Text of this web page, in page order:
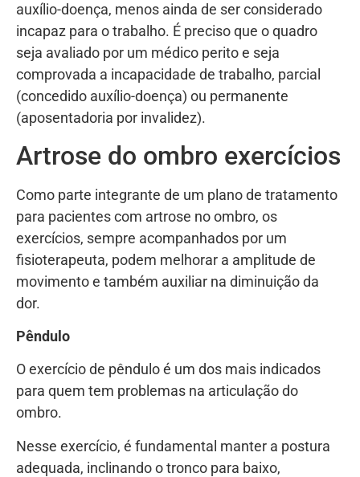
auxílio-doença, menos ainda de ser considerado
incapaz para o trabalho. É preciso que o quadro
seja avaliado por um médico perito e seja
comprovada a incapacidade de trabalho, parcial
(concedido auxílio-doença) ou permanente
(aposentadoria por invalidez).
Artrose do ombro exercícios
Como parte integrante de um plano de tratamento
para pacientes com artrose no ombro, os
exercícios, sempre acompanhados por um
fisioterapeuta, podem melhorar a amplitude de
movimento e também auxiliar na diminuição da
dor.
Pêndulo
O exercício de pêndulo é um dos mais indicados
para quem tem problemas na articulação do
ombro.
Nesse exercício, é fundamental manter a postura
adequada, inclinando o tronco para baixo,